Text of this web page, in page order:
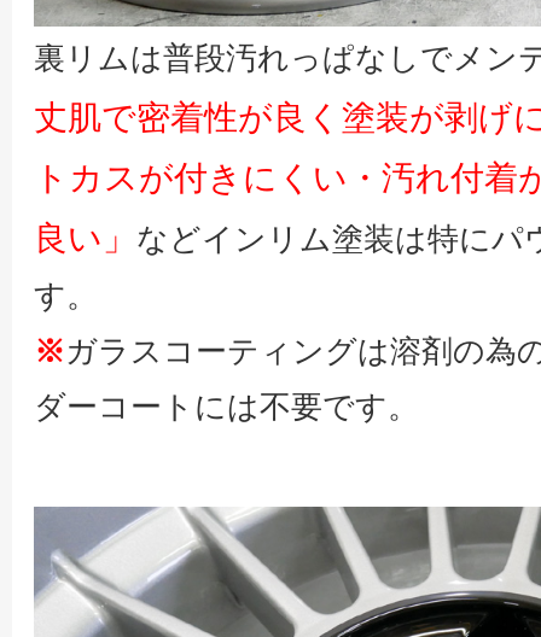
裏リムは普段汚れっぱなしでメン
丈肌で密着性が良く塗装が剥げ
トカスが付きにくい・汚れ付
良い」
などインリム塗装は特にパ
す。
※ガラスコーティングは溶剤の為
ダーコートには不要です。